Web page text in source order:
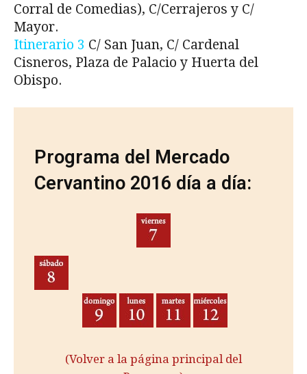
Corral de Comedias), C/Cerrajeros y C/
Mayor.
Itinerario 3 C/ San Juan, C/ Cardenal
Cisneros, Plaza de Palacio y Huerta del
Obispo.
Programa del Mercado
Cervantino 2016 día a día:
(Volver a la página principal del